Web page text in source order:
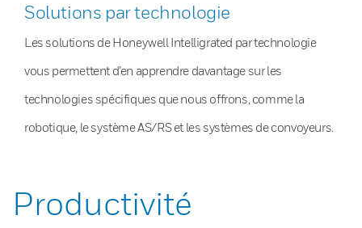
Solutions par technologie
Les solutions de Honeywell Intelligrated par technologie
vous permettent d’en apprendre davantage sur les
technologies spécifiques que nous offrons, comme la
robotique, le système AS/RS et les systèmes de convoyeurs.
Productivité